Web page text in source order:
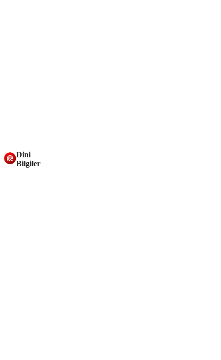
Dini
Bilgiler